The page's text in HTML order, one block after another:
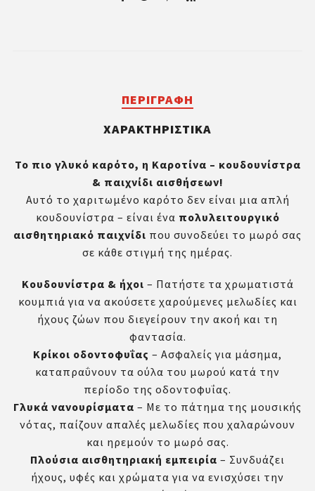
ΠΕΡΙΓΡΑΦΉ
ΧΑΡΑΚΤΗΡΙΣΤΙΚΆ
Το πιο γλυκό καρότο, η Καροτίνα – κουδουνίστρα
& παιχνίδι αισθήσεων!
Αυτό το χαριτωμένο καρότο δεν είναι μια απλή
κουδουνίστρα – είναι ένα πολυλειτουργικό
αισθητηριακό παιχνίδι που συνοδεύει το μωρό σας
σε κάθε στιγμή της ημέρας.
Κουδουνίστρα & ήχοι – Πατήστε τα χρωματιστά
κουμπιά για να ακούσετε χαρούμενες μελωδίες και
ήχους ζώων που διεγείρουν την ακοή και τη
φαντασία.
Κρίκοι οδοντοφυΐας – Ασφαλείς για μάσημα,
καταπραΰνουν τα ούλα του μωρού κατά την
περίοδο της οδοντοφυΐας.
Γλυκά νανουρίσματα – Με το πάτημα της μουσικής
νότας, παίζουν απαλές μελωδίες που χαλαρώνουν
και ηρεμούν το μωρό σας.
Πλούσια αισθητηριακή εμπειρία – Συνδυάζει
ήχους, υφές και χρώματα για να ενισχύσει την